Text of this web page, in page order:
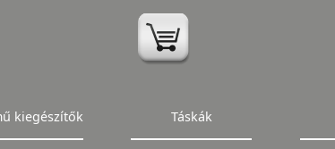
kiegészítők Táskák